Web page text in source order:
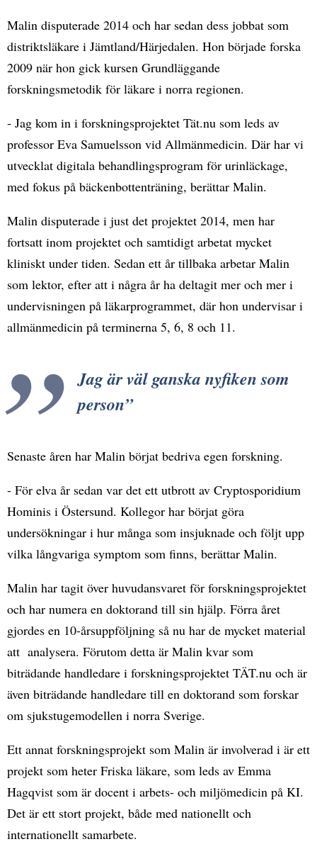
Malin disputerade 2014 och har sedan dess jobbat som
distriktsläkare i Jämtland/Härjedalen. Hon började forska
2009 när hon gick kursen Grundläggande
forskningsmetodik för läkare i norra regionen.
- Jag kom in i forskningsprojektet Tät.nu som leds av
professor Eva Samuelsson vid Allmänmedicin. Där har vi
utvecklat digitala behandlingsprogram för urinläckage,
med fokus på bäckenbottenträning, berättar Malin.
Malin disputerade i just det projektet 2014, men har
fortsatt inom projektet och samtidigt arbetat mycket
kliniskt under tiden. Sedan ett år tillbaka arbetar Malin
som lektor, efter att i några år ha deltagit mer och mer i
undervisningen på läkarprogrammet, där hon undervisar i
allmänmedicin på terminerna 5, 6, 8 och 11.
Jag är väl ganska nyfiken som
person
Senaste åren har Malin börjat bedriva egen forskning.
- För elva år sedan var det ett utbrott av Cryptosporidium
Hominis i Östersund. Kollegor har börjat göra
undersökningar i hur många som insjuknade och följt upp
vilka långvariga symptom som finns, berättar Malin.
Malin har tagit över huvudansvaret för forskningsprojektet
och har numera en doktorand till sin hjälp. Förra året
gjordes en 10-årsuppföljning så nu har de mycket material
att analysera. Förutom detta är Malin kvar som
biträdande handledare i forskningsprojektet TÄT.nu och är
även biträdande handledare till en doktorand som forskar
om sjukstugemodellen i norra Sverige.
Ett annat forskningsprojekt som Malin är involverad i är ett
projekt som heter Friska läkare, som leds av Emma
Hagqvist som är docent i arbets- och miljömedicin på KI.
Det är ett stort projekt, både med nationellt och
internationellt samarbete.